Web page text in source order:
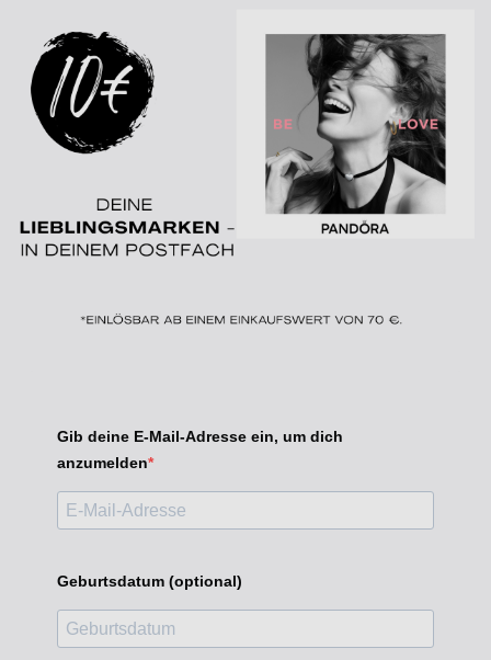
Gib deine E-Mail-Adresse ein, um dich
anzumelden
Geburtsdatum (optional)